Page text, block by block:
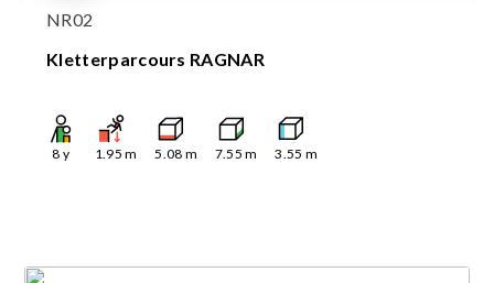
NR02
Kletterparcours RAGNAR
8 y 1.95 m 5.08 m 7.55 m 3.55 m